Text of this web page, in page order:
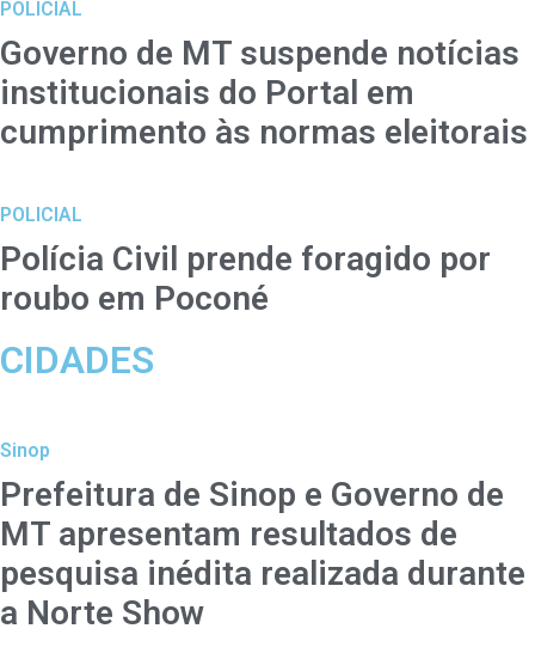
POLICIAL
Governo de MT suspende notícias
institucionais do Portal em
cumprimento às normas eleitorais
POLICIAL
Polícia Civil prende foragido por
roubo em Poconé
CIDADES
Sinop
Prefeitura de Sinop e Governo de
MT apresentam resultados de
pesquisa inédita realizada durante
a Norte Show